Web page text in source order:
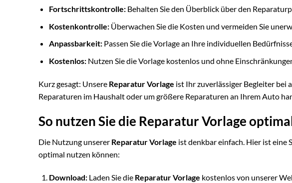
Fortschrittskontrolle:Behalten Sie den Überblick über den
Kostenkontrolle:Überwachen Sie die Kosten und vermeiden Sie
Anpassbarkeit:Passen Sie die Vorlage an Ihre individuellen
Kostenlos:Nutzen Sie die Vorlage kostenlos und ohne
Kurz gesagt: Unsere Reparatur Vorlage ist Ihr zuverlässiger Begleiter bei
Reparaturen im Haushalt oder um größere Reparaturen an Ihrem Auto
So nutzen Sie die Reparatur Vorlage
Die Nutzung unserer Reparatur Vorlage ist denkbar einfach. Hier ist
optimal nutzen können:
Download:Laden Sie die Reparatur Vorlage kostenlos von unserer